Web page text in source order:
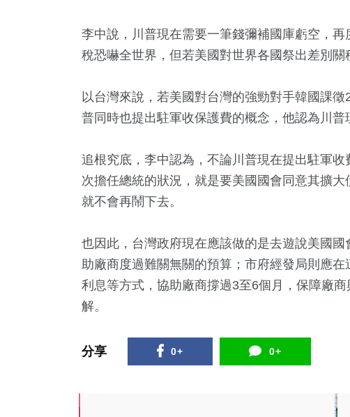
李中說，川普現在需要一筆錢彌補國庫虧空，
稅恐嚇全世界，但若美國對世界各國祭出差別關
以台灣來說，若美國對台灣的強勁對手韓國課
普同時也提出駐軍收保護費的概念，他認為川普
追根究底，李中認為，不論川普現在提出駐軍
次擔任總統的狀況，就是要美國國會同意其擴
就不會再鬧下去。
也因此，台灣政府現在應該做的是去遊說美國
助廠商度過難關無關的預算；市府經發局則應
利息等方式，協助廠商撐過3至6個月，保障廠
解。
分享 0+ 0+
評論 演唱會
財經及消費 美食
熱門 兩岸